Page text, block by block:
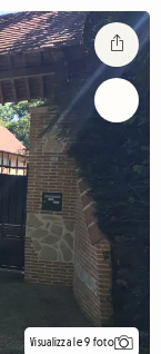
Visualizza le 9 foto